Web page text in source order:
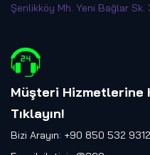
Şenlikköy Mh. Yeni Bağlar
Müşteri Hizmetlerine
Tıklayın!
Bizi Arayın: +90 850 532 9312